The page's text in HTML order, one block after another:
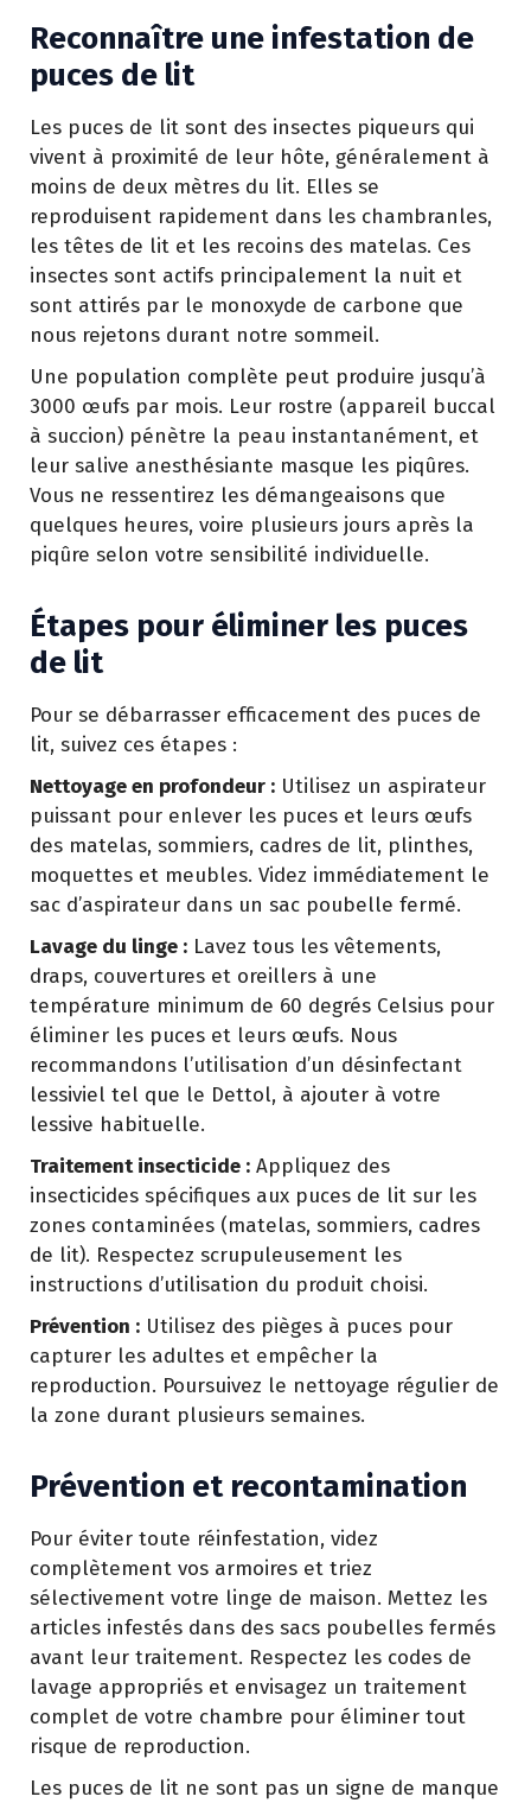
Reconnaître une infestation de
puces de lit
Les puces de lit sont des insectes piqueurs qui
vivent à proximité de leur hôte, généralement à
moins de deux mètres du lit. Elles se
reproduisent rapidement dans les chambranles,
les têtes de lit et les recoins des matelas. Ces
insectes sont actifs principalement la nuit et
sont attirés par le monoxyde de carbone que
nous rejetons durant notre sommeil.
Une population complète peut produire jusqu’à
3000 œufs par mois. Leur rostre (appareil buccal
à succion) pénètre la peau instantanément, et
leur salive anesthésiante masque les piqûres.
Vous ne ressentirez les démangeaisons que
quelques heures, voire plusieurs jours après la
piqûre selon votre sensibilité individuelle.
Étapes pour éliminer les puces
de lit
Pour se débarrasser efficacement des puces de
lit, suivez ces étapes :
Nettoyage en profondeur : Utilisez un aspirateur
puissant pour enlever les puces et leurs œufs
des matelas, sommiers, cadres de lit, plinthes,
moquettes et meubles. Videz immédiatement le
sac d’aspirateur dans un sac poubelle fermé.
Lavage du linge : Lavez tous les vêtements,
draps, couvertures et oreillers à une
température minimum de 60 degrés Celsius pour
éliminer les puces et leurs œufs. Nous
recommandons l’utilisation d’un désinfectant
lessiviel tel que le Dettol, à ajouter à votre
lessive habituelle.
Traitement insecticide : Appliquez des
insecticides spécifiques aux puces de lit sur les
zones contaminées (matelas, sommiers, cadres
de lit). Respectez scrupuleusement les
instructions d’utilisation du produit choisi.
Prévention : Utilisez des pièges à puces pour
capturer les adultes et empêcher la
reproduction. Poursuivez le nettoyage régulier de
la zone durant plusieurs semaines.
Prévention et recontamination
Pour éviter toute réinfestation, videz
complètement vos armoires et triez
sélectivement votre linge de maison. Mettez les
articles infestés dans des sacs poubelles fermés
avant leur traitement. Respectez les codes de
lavage appropriés et envisagez un traitement
complet de votre chambre pour éliminer tout
risque de reproduction.
Les puces de lit ne sont pas un signe de manque